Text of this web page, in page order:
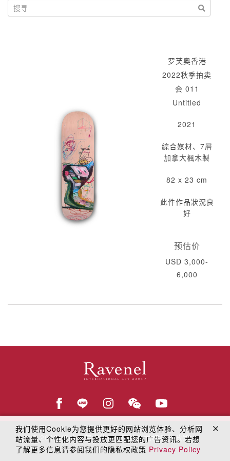
罗芙奥香港
2022秋季拍卖
会 011
Untitled
2021
綜合媒材、7層
加拿大楓木製
82 x 23 cm
此件作品狀況良
好
预估价
USD 3,000-
6,000
© 2018罗芙奥艺术集团 在线隐私权保护政策
我们使用Cookie为您提供更好的网站浏览体验、分析网
站流量、个性化内容与投放更匹配您的广告资讯。若想
了解更多信息请参阅我们的隐私权政策 Privacy Policy